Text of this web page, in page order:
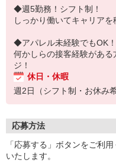
◆週5勤務！シフト制！
しっかり働いてキャリア
◆アパレル未経験でもOK！
何かしらの接客経験があ
ジ！
休日・休暇
週2日（シフト制・お休み
応募方法
「応募する」ボタンをご利
いたします。